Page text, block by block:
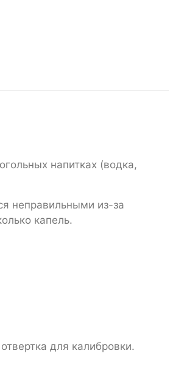
напитках (водка,
неправильными из-за
капель.
для калибровки.